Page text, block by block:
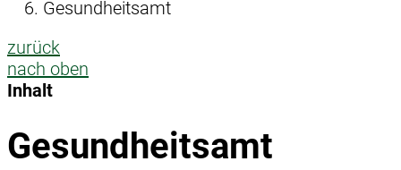
Gesundheitsamt
zurück
nach oben
Inhalt
Gesundheitsamt